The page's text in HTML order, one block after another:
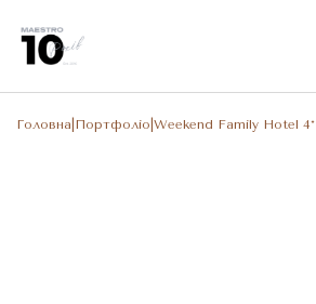
Головна Портфоліо Weekend Family Hotel 4*